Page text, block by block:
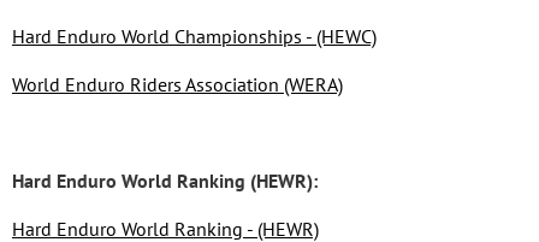
Hard Enduro World Championships - (HEWC)
World Enduro Riders Association (WERA)
Hard Enduro World Ranking (HEWR):
Hard Enduro World Ranking - (HEWR)